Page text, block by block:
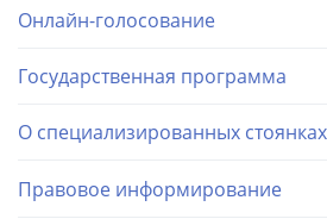
Онлайн-голосование
Государственная программа
О специализированных
Правовое информирование